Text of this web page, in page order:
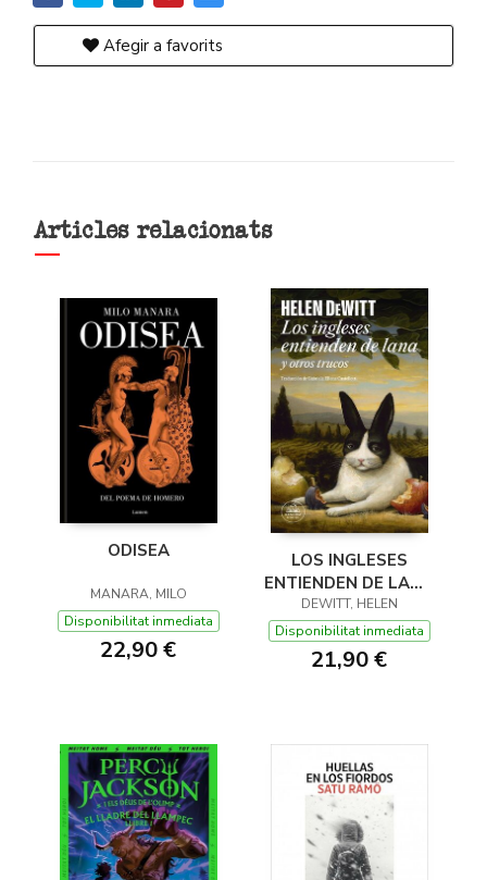
Afegir a favorits
Articles relacionats
ODISEA
MANARA, MILO
Disponibilitat inmediata
22,90 €
LOS INGLESES
ENTIENDEN DE LANA
(Y OTROS TRUCOS)
DEWITT, HELEN
Disponibilitat inmediata
21,90 €